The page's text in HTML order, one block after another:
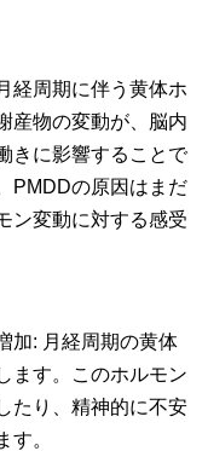
経周期に伴う黄体ホ
産物の変動が、脳内
きに影響することで
PMDDの原因はまだ
ン変動に対する感受
加: 月経周期の黄体
ます。このホルモン
たり、精神的に不安
す。